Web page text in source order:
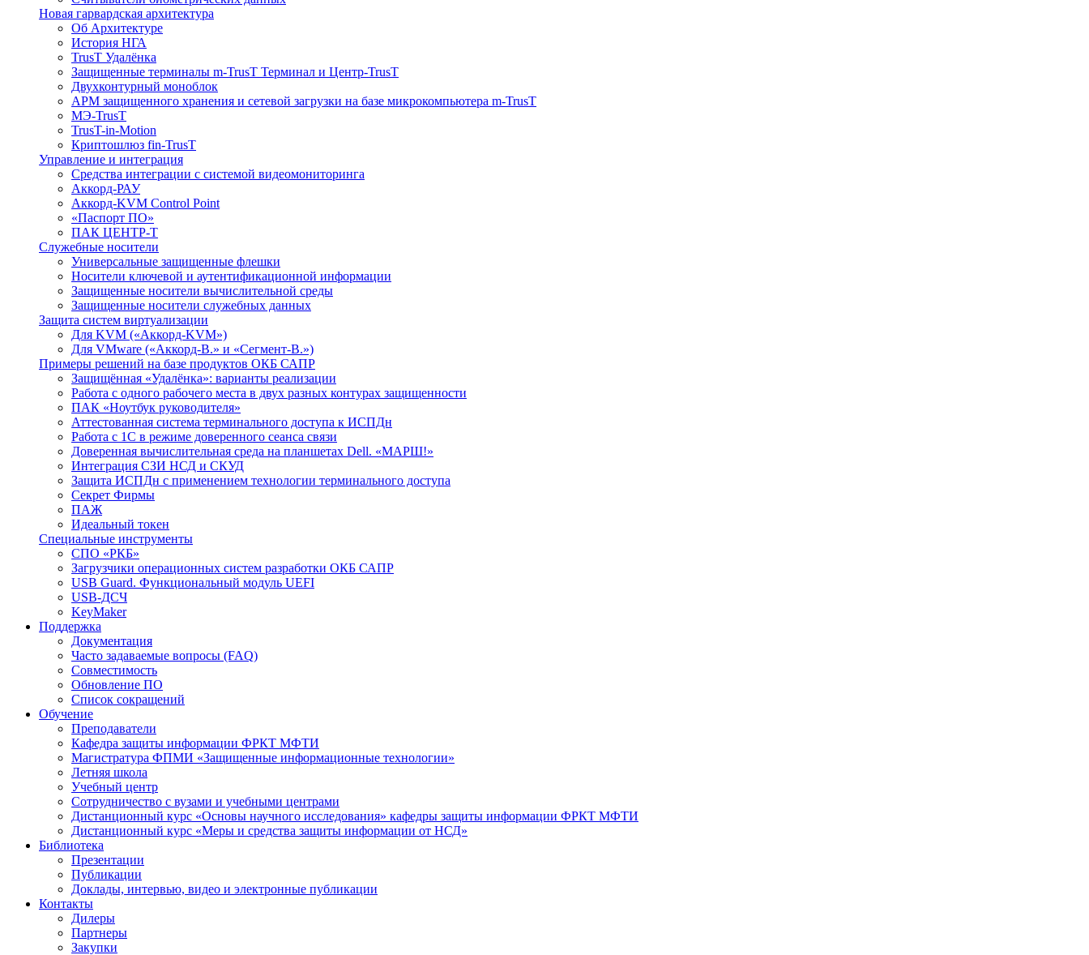
Новая гарвардская архитектура
Об Архитектуре
История НГА
TrusT Удалёнка
Защищенные терминалы m-TrusT Терминал и Центр-TrusT
Двухконтурный моноблок
АРМ защищенного хранения и сетевой загрузки на базе микрокомпьютера m-TrusT
МЭ-TrusT
TrusT-in-Motion
Криптошлюз fin-TrusT
Управление и интеграция
Средства интеграции с системой видеомониторинга
Аккорд-РАУ
Аккорд-KVM Control Point
«Паспорт ПО»
ПАК ЦЕНТР-Т
Служебные носители
Универсальные защищенные флешки
Носители ключевой и аутентификационной информации
Защищенные носители вычислительной среды
Защищенные носители служебных данных
Защита систем виртуализации
Для KVM («Аккорд-KVM»)
Для VMware («Аккорд-В.» и «Сегмент-В.»)
Примеры решений на базе продуктов ОКБ САПР
Защищённая «Удалёнка»: варианты реализации
Работа с одного рабочего места в двух разных контурах защищенности
ПАК «Ноутбук руководителя»
Аттестованная система терминального доступа к ИСПДн
Работа с 1С в режиме доверенного сеанса связи
Доверенная вычислительная среда на планшетах Dell. «МАРШ!»
Интеграция СЗИ НСД и СКУД
Защита ИСПДн с применением технологии терминального доступа
Секрет Фирмы
ПАЖ
Идеальный токен
Специальные инструменты
СПО «РКБ»
Загрузчики операционных систем разработки ОКБ САПР
USB Guard. Функциональный модуль UEFI
USB-ДСЧ
KeyMaker
Поддержка
Документация
Часто задаваемые вопросы (FAQ)
Совместимость
Обновление ПО
Список сокращений
Обучение
Преподаватели
Кафедра защиты информации ФРКТ МФТИ
Магистратура ФПМИ «Защищенные информационные технологии»
Летняя школа
Учебный центр
Сотрудничество с вузами и учебными центрами
Дистанционный курс «Основы научного исследования» кафедры защиты информации ФРКТ МФТИ
Дистанционный курс «Меры и средства защиты информации от НСД»
Библиотека
Презентации
Публикации
Доклады, интервью, видео и электронные публикации
Контакты
Дилеры
Партнеры
Закупки